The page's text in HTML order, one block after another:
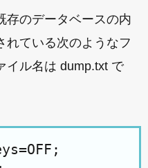
存のデータベースの内
れている次のようなフ
イル名は dump.txt で